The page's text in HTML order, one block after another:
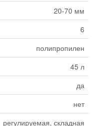
20-70 мм
6
полипропилен
45 л
да
нет
регулируемая, складная